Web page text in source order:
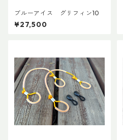
ブルーアイス グリフィン10
¥27,500